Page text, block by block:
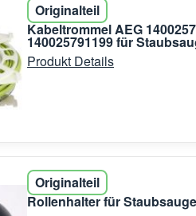
Originalteil
Kabeltrommel AEG
140025791199 für
Produkt Details
Originalteil
Rollenhalter für